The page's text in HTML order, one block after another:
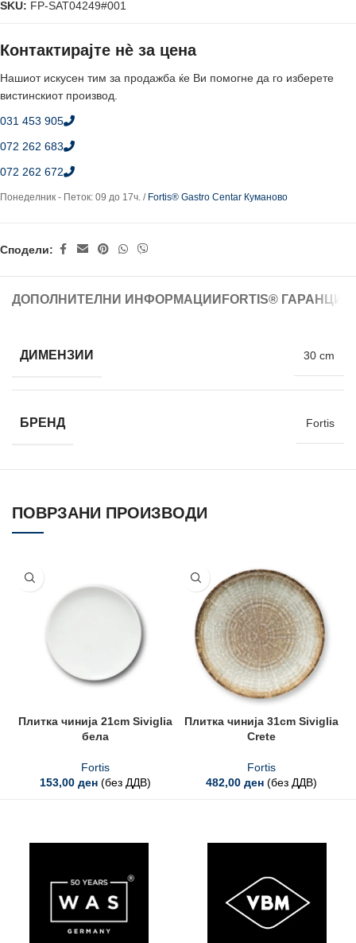
SKU: FP-SAT04249#001
Контактирајте нè за цена
Нашиот искусен тим за продажба ќе Ви помогне да го изберете
вистинскиот производ.
031 453 905
072 262 683
072 262 672
Понеделник - Петок: 09 до 17ч. / Fortis® Gastro Centar Куманово
Сподели:
ДОПОЛНИТЕЛНИ ИНФОРМАЦИИ FORTIS®
ДИМЕНЗИИ 30 cm
БРЕНД Fortis
ПОВРЗАНИ ПРОИЗВОДИ
Плитка чинија 21cm Siviglia
бела
Fortis
153,00 ден (без ДДВ)
Плитка чинија 31cm Siviglia
Crete
Fortis
482,00 ден (без ДДВ)